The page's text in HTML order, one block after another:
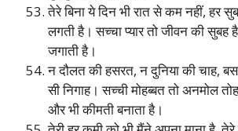
तेरे बिना ये दिन भी रात से कम नहीं, हर
लगती है। सच्चा प्यार तो जीवन की सुबह
जगाती है।
न दौलत की हसरत, न दुनिया की चाह,
सी निगाह। सच्ची मोहब्बत तो अनमोल
और भी कीमती बनाता है।